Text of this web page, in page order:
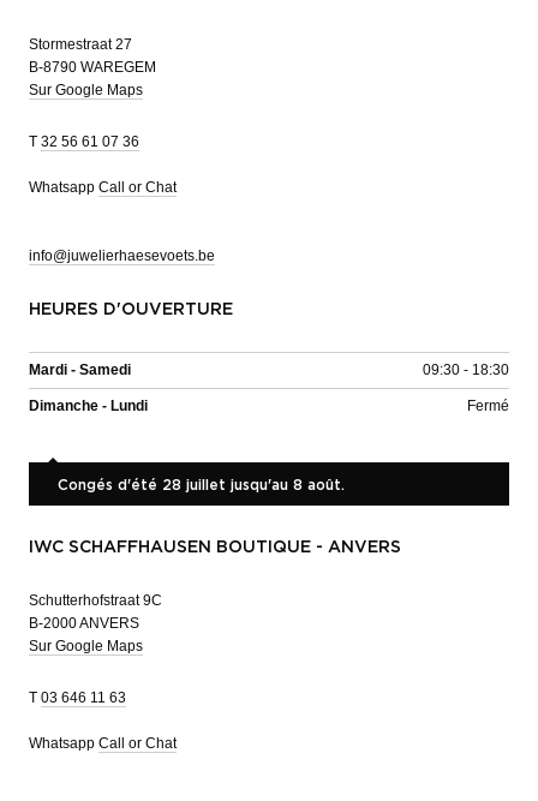
Stormestraat 27
B-8790 WAREGEM
Sur Google Maps
T 32 56 61 07 36
Whatsapp Call or Chat
info@juwelierhaesevoets.be
HEURES D'OUVERTURE
Mardi - Samedi 09:30 - 18:30
Dimanche - Lundi Fermé
Congés d'été 28 juillet jusqu'au 8 août.
IWC SCHAFFHAUSEN BOUTIQUE - ANVERS
Schutterhofstraat 9C
B-2000 ANVERS
Sur Google Maps
T 03 646 11 63
Whatsapp Call or Chat